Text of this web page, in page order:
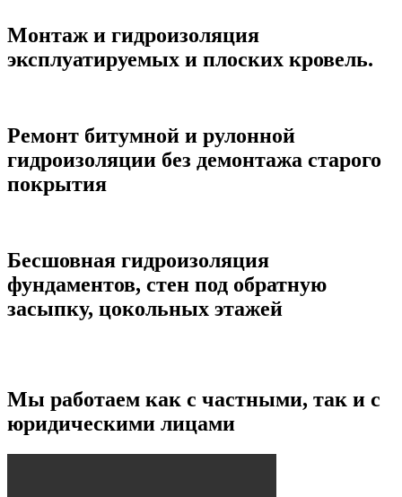
Монтаж и гидроизоляция
эксплуатируемых и плоских кровель.
Ремонт битумной и рулонной
гидроизоляции без демонтажа старого
покрытия
Бесшовная гидроизоляция
фундаментов, стен под обратную
засыпку, цокольных этажей
Мы работаем как с частными, так и c
юридическими лицами